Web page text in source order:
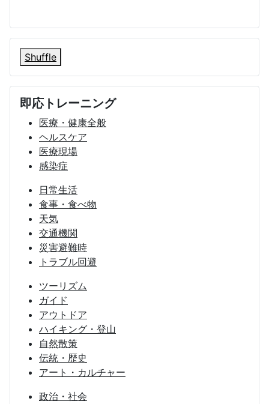
Shuffle
即応トレーニング
医療・健康全般
ヘルスケア
医療現場
感染症
日常生活
食事・食べ物
天気
交通機関
災害避難時
トラブル回避
ツーリズム
ガイド
アウトドア
ハイキング・登山
自然散策
伝統・歴史
アート・カルチャー
政治・社会